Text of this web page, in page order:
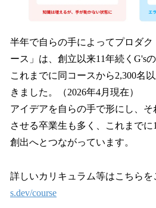
半年で自らの手によってプロダ
ース」は、創立以来11年続くG's
これまでに同コースから2,300名
きました。（2026年4月現在）
アイデアを自らの手で形にし、
させる卒業生も多く、これまで
創出へとつながっています。
詳しいカリキュラム等はこちらを
s.dev/course